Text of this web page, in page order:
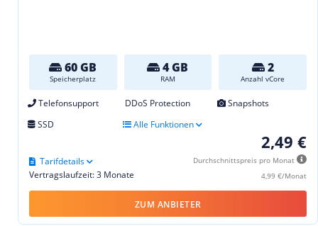
60 GB
Speicherplatz
4 GB
RAM
2
Anzahl vCore
Telefonsupport DDoS Protection
Snapshots
SSD
Alle Funktionen
2,49 €
Durchschnittspreis pro Monat
4,99 €/Monat
Vertragslaufzeit: 3 Monate
Tarifdetails
ZUM ANBIETER